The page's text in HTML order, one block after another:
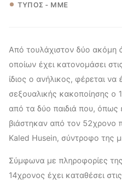
ΤΥΠΟΣ - ΜΜΕ
Από τουλάχιστον δύο ακόμη
οποίων έχει κατονομάσει
ίδιος ο ανήλικος, φέρεται να
σεξουαλικής κακοποίησης ο
από τα δύο παιδιά που, όπως
βιάστηκαν από τον 52χρονο
Kaled Husein, σύντροφο της
Σύμφωνα με πληροφορίες
14χρονος έχει καταθέσει